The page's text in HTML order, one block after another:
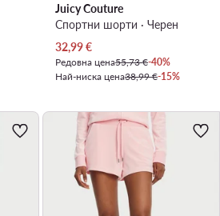
Juicy Couture
Спортни шорти · Черен
Актуална цена
32,99€
Редовна цена55,73 €-40%
Най-ниска цена38,99 €-15%